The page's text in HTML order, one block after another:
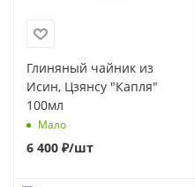
Глиняный чайник из
Исин, Цзянсу "Капля"
100мл
Мало
6 400 ₽/шт